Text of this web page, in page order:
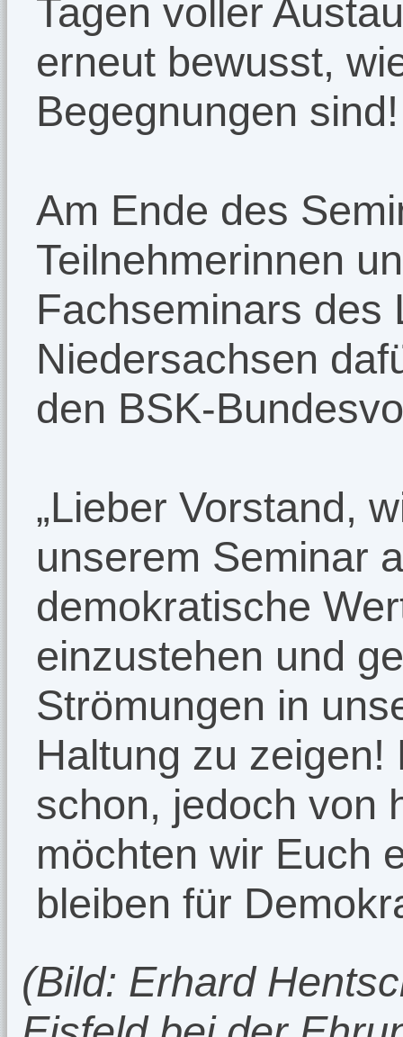
Tagen voller
erneut bewusst,
Begegnungen sind!
Am Ende des
Teilnehmerinnen
Fachseminars des
Niedersachsen
den BSK-
„Lieber Vorstand,
unserem Seminar
demokratische
einzustehen und
Strömungen in
Haltung zu
schon, jedoch von
möchten wir Euch
bleiben für
(Bild: Erhard